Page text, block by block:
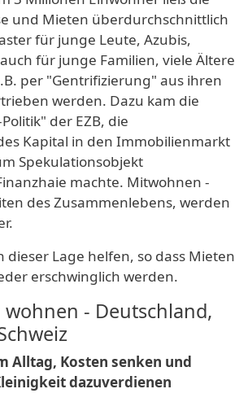
und Mieten überdurchschnittlich
für junge Leute, Azubis,
für junge Familien, viele Ältere
per "Gentrifizierung" aus ihren
werden. Dazu kam die
der EZB, die
Kapital in den Immobilienmarkt
Spekulationsobjekt
machte. Mitwohnen -
des Zusammenlebens, werden
dieser Lage helfen, so dass Mieten
erschwinglich werden.
wohnen - Deutschland,
Alltag, Kosten senken und
dazuverdienen